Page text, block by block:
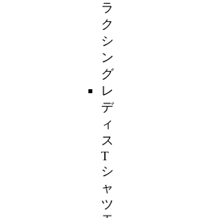
ラ
ク
シ
ン
グ
レ
デ
ィ
ス
T
シ
ャ
ツ